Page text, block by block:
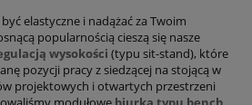
elastyczne i nadążać za Twoim
popularnością cieszą się nasze
wysokości (typu sit-stand), które
pozycji pracy z siedzącej na stojącą w
projektowych i otwartych przestrzeni